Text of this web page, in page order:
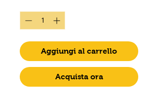
Aggiungi al carrello
Acquista ora